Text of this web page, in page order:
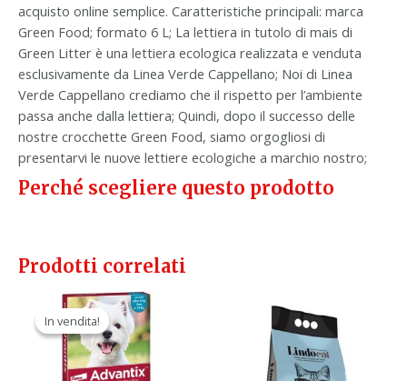
acquisto online semplice. Caratteristiche principali: marca
Green Food; formato 6 L; La lettiera in tutolo di mais di
Green Litter è una lettiera ecologica realizzata e venduta
esclusivamente da Linea Verde Cappellano; Noi di Linea
Verde Cappellano crediamo che il rispetto per l’ambiente
passa anche dalla lettiera; Quindi, dopo il successo delle
nostre crocchette Green Food, siamo orgogliosi di
presentarvi le nuove lettiere ecologiche a marchio nostro;
Perché scegliere questo prodotto
Prodotti correlati
In vendita!
In vendita!
Il
prezzo
originale
era:
58,40 €.
Il
prezzo
attuale
è:
33,90 €.